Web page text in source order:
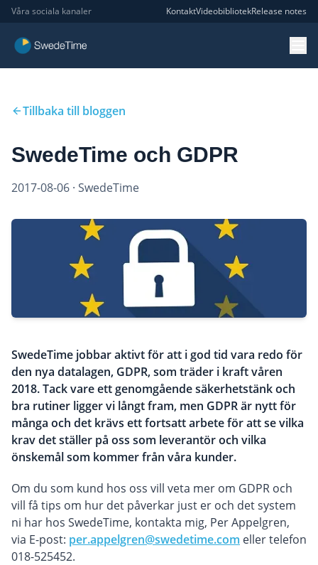
Våra sociala kanaler KontaktVideobibliotekRelease notes
Tillbaka till bloggen
SwedeTime och GDPR
2017-08-06 · SwedeTime
SwedeTime jobbar aktivt för att i god tid vara redo för
den nya datalagen, GDPR, som träder i kraft våren
2018. Tack vare ett genomgående säkerhetstänk och
bra rutiner ligger vi långt fram, men GDPR är nytt för
många och det krävs ett fortsatt arbete för att se vilka
krav det ställer på oss som leverantör och vilka
önskemål som kommer från våra kunder.
Om du som kund hos oss vill veta mer om GDPR och
vill få tips om hur det påverkar just er och det system
ni har hos SwedeTime, kontakta mig, Per Appelgren,
via E-post: per.appelgren@swedetime.com eller telefon
018-525452.